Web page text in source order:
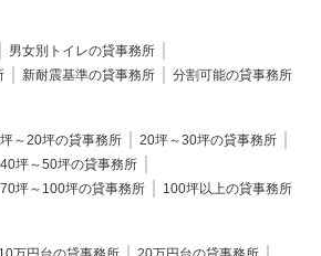
男女別トイレの貸事務所
新耐震基準の貸事務所 分割可能の貸事務所
～20坪の貸事務所
20坪～30坪の貸事務所
40坪～50坪の貸事務所
70坪～100坪の貸事務所 100坪以上の貸事務所